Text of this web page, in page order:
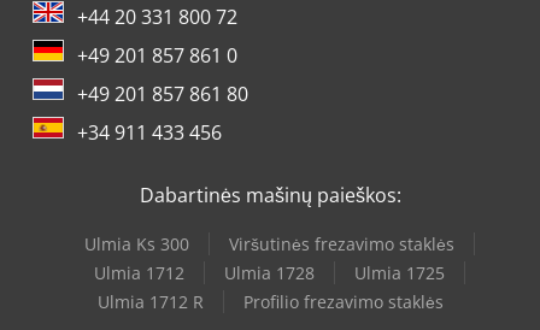
+44 20 331 800 72
+49 201 857 861 0
+49 201 857 861 80
+34 911 433 456
Dabartinės mašinų paieškos:
Ulmia Ks 300
Viršutinės frezavimo staklės
Ulmia 1712
Ulmia 1728
Ulmia 1725
Ulmia 1712 R
Profilio frezavimo staklės